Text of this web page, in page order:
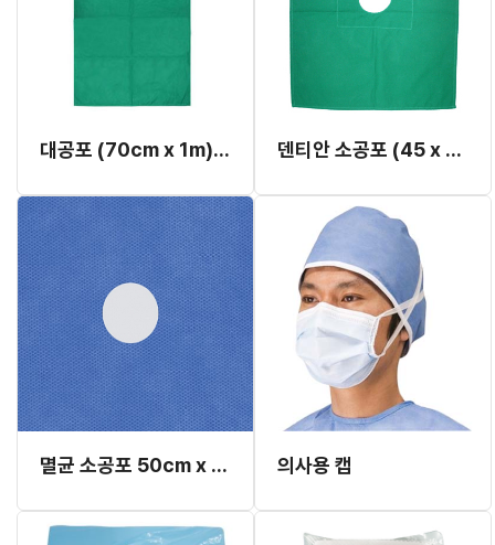
대공포 (70cm x 1m) 원형 (두원) 덴티안 소공포 (45 x 50cm)
멸균 소공포 50cm x 50cm (SHS-55) (2~3주 소요) 의사용 캡